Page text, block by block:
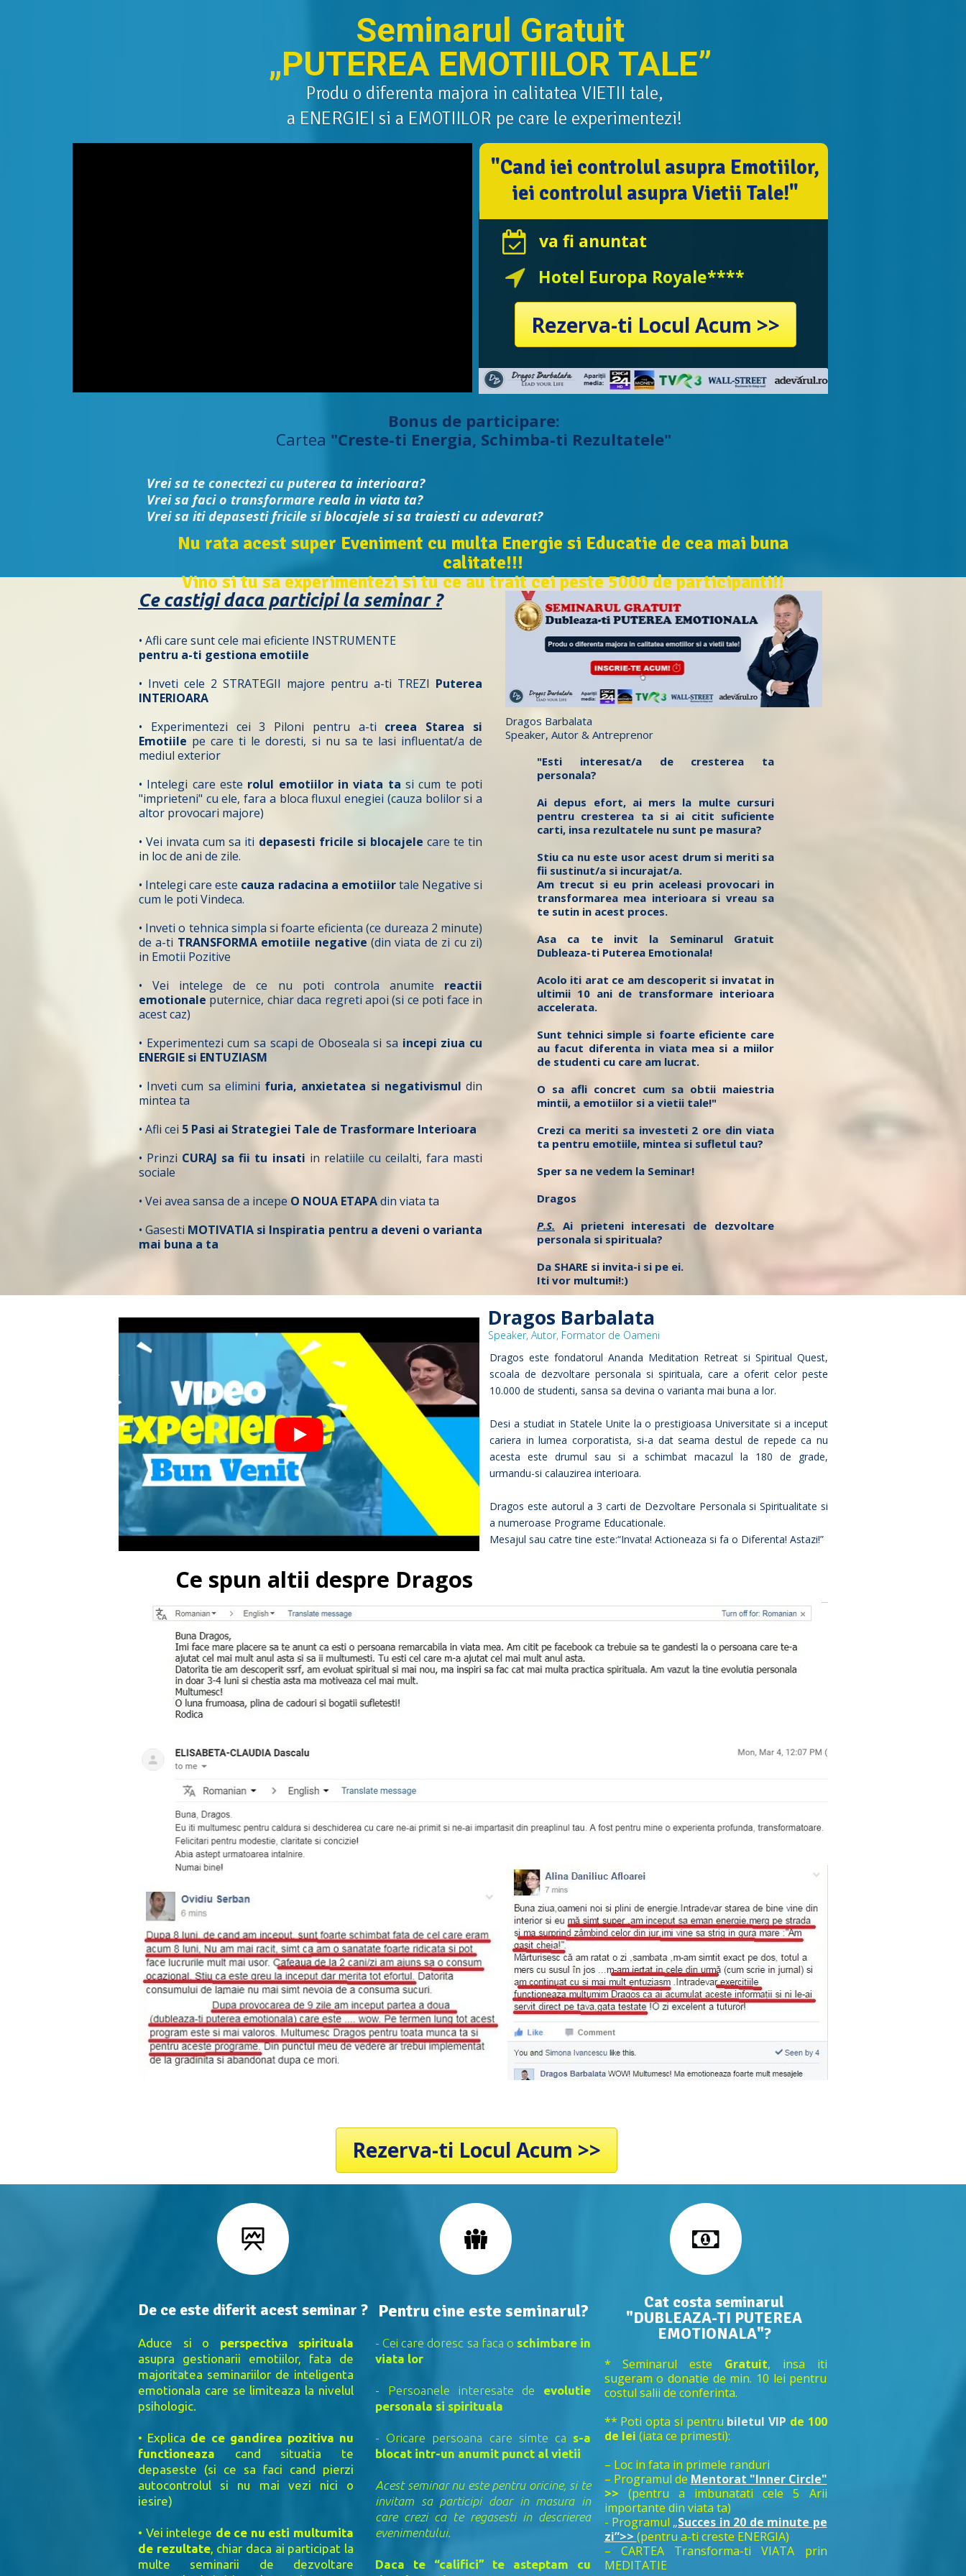
Seminarul Gratuit
„PUTEREA EMOTIILOR TALE”
Produ o diferenta majora in calitatea VIETII tale,
a ENERGIEI si a EMOTIILOR pe care le experimentezi!
"Cand iei controlul asupra Emotiilor,
iei controlul asupra Vietii Tale!"
Bonus de participare:
Cartea "Creste-ti Energia, Schimba-ti Rezultatele"
Rezerva-ti Locul Acum >>
va fi anuntat
Hotel Europa Royale****
Nu rata acest super Eveniment cu multa Energie si Educatie de cea mai buna
calitate!!!
Vino si tu sa experimentezi si tu ce au trait cei peste 5000 de participanti!!
Vrei sa te conectezi cu puterea ta interioara?
Vrei sa faci o transformare reala in viata ta?
Vrei sa iti depasesti fricile si blocajele si sa traiesti cu adevarat?
Ce castigi daca participi la seminar ?
• Afli care sunt cele mai eficiente INSTRUMENTE
pentru a-ti gestiona emotiile
• Inveti cele 2 STRATEGII majore pentru a-ti TREZI Puterea
INTERIOARA
• Experimentezi cei 3 Piloni pentru a-ti creea Starea si
Emotiile pe care ti le doresti, si nu sa te lasi influentat/a de
mediul exterior
• Intelegi care este rolul emotiilor in viata ta si cum te poti
"imprieteni" cu ele, fara a bloca fluxul enegiei (cauza bolilor si a
altor provocari majore)
• Vei invata cum sa iti depasesti fricile si blocajele care te tin
in loc de ani de zile.
• Intelegi care este cauza radacina a emotiilortale Negative si
cum le poti Vindeca.
• Inveti o tehnica simpla si foarte eficienta (ce dureaza 2 minute)
de a-ti TRANSFORMA emotiile negative (din viata de zi cu zi)
in Emotii Pozitive
• Vei intelege de ce nu poti controla anumite reactii
emotionale puternice, chiar daca regreti apoi (si ce poti face in
acest caz)
• Experimentezi cum sa scapi de Oboseala si sa incepi ziua cu
ENERGIE si ENTUZIASM
• Inveti cum sa elimini furia, anxietatea si negativismul din
mintea ta
• Afli cei 5 Pasi ai Strategiei Tale de Trasformare Interioara
• Prinzi CURAJ sa fii tu insati in relatiile cu ceilalti, fara masti
sociale
• Vei avea sansa de a incepe O NOUA ETAPAdin viata ta
• Gasesti MOTIVATIA si Inspiratia pentru a deveni o varianta
mai buna a ta
"Esti interesat/a de cresterea ta
personala?
Ai depus efort, ai mers la multe cursuri
pentru cresterea ta si ai citit suficiente
carti, insa rezultatele nu sunt pe masura?
Stiu ca nu este usor acest drum si meriti sa
fii sustinut/a si incurajat/a.
Am trecut si eu prin aceleasi provocari in
transformarea mea interioara si vreau sa
te sutin in acest proces.
Asa ca te invit la Seminarul Gratuit
Dubleaza-ti Puterea Emotionala!
Acolo iti arat ce am descoperit si invatat in
ultimii 10 ani de transformare interioara
accelerata.
Sunt tehnici simple si foarte eficiente care
au facut diferenta in viata mea si a miilor
de studenti cu care am lucrat.
O sa afli concret cum sa obtii maiestria
mintii, a emotiilor si a vietii tale!"
Crezi ca meriti sa investeti 2 ore din viata
ta pentru emotiile, mintea si sufletul tau?
Sper sa ne vedem la Seminar!
Dragos
P.S. Ai prieteni interesati de dezvoltare
personala si spirituala?
Da SHARE si invita-i si pe ei.
Iti vor multumi!:)
Dragos Barbalata
Speaker, Autor & Antreprenor
Dragos Barbalata
Speaker, Autor, Formator de Oameni
Dragos este fondatorul Ananda Meditation Retreat si Spiritual Quest,
scoala de dezvoltare personala si spirituala, care a oferit celor peste
10.000 de studenti, sansa sa devina o varianta mai buna a lor.
Desi a studiat in Statele Unite la o prestigioasa Universitate si a inceput
cariera in lumea corporatista, si-a dat seama destul de repede ca nu
acesta este drumul sau si a schimbat macazul la 180 de grade,
urmandu-si calauzirea interioara.
Dragos este autorul a 3 carti de Dezvoltare Personala si Spiritualitate si
a numeroase Programe Educationale.
Mesajul sau catre tine este:“Invata! Actioneaza si fa o Diferenta! Astazi!”
Ce spun altii despre Dragos
Rezerva-ti Locul Acum >>
Aduce si o perspectiva spirituala
asupra gestionarii emotiilor, fata de
majoritatea seminariilor de inteligenta
emotionala care se limiteaza la nivelul
psihologic.
• Explica de ce gandirea pozitiva nu
functioneaza cand situatia te
depaseste (si ce sa faci cand pierzi
autocontrolul si nu mai vezi nici o
iesire)
• Vei intelege de ce nu esti multumita
de rezultate, chiar daca ai participat la
multe seminarii de dezvoltare
De ce este diferit acest seminar ?
- Cei care doresc sa faca o schimbare in
viata lor
- Persoanele interesate de evolutie
personala si spirituala
- Oricare persoana care simte ca s-a
blocat intr-un anumit punct al vietii
Acest seminar nu este pentru oricine, si te
invitam sa participi doar in masura in
care crezi ca te regasesti in descrierea
evenimentului.
Daca te “califici” te asteptam cu
Pentru cine este seminarul?
Cat costa seminarul
"DUBLEAZA-TI PUTEREA
EMOTIONALA"?
* Seminarul este Gratuit, insa iti
sugeram o donatie de min. 10 lei pentru
costul salii de conferinta.
** Poti opta si pentru biletul VIP de 100
de lei (iata ce primesti):
– Loc in fata in primele randuri
– Programul de Mentorat "Inner Circle"
>> (pentru a imbunatati cele 5 Arii
importante din viata ta)
- Programul „Succes in 20 de minute pe
zi”>> (pentru a-ti creste ENERGIA)
– CARTEA Transforma-ti VIATA prin
MEDITATIE